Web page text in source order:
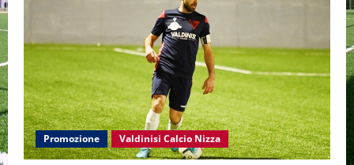
Promozione Valdinisi Calcio Nizza